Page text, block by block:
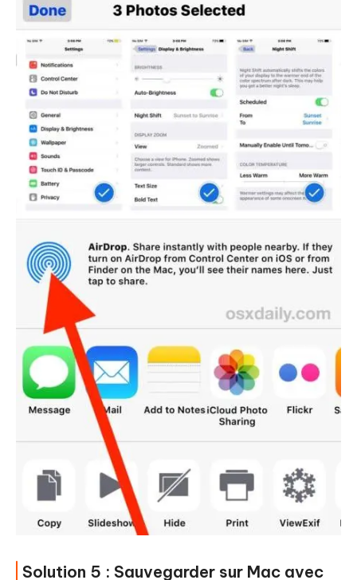
Solution 5 : Sauvegarder sur Mac avec